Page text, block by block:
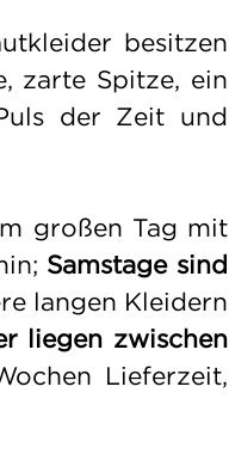
besitzen
zarte Spitze, ein
der Zeit und
großen Tag mit
; Samstage sind
langen Kleidern
liegen zwischen
Lieferzeit,